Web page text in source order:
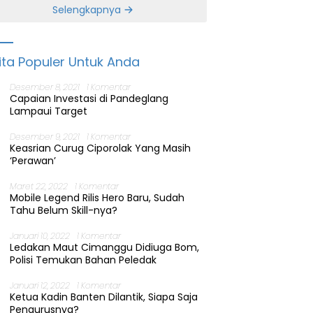
Selengkapnya
Populer Untuk Anda
Desember 8, 2021 1 Komentar
Capaian Investasi di Pandeglang
Lampaui Target
Desember 9, 2021 1 Komentar
Keasrian Curug Ciporolak Yang Masih
‘Perawan’
Maret 22, 2022 1 Komentar
Mobile Legend Rilis Hero Baru, Sudah
Tahu Belum Skill-nya?
Januari 10, 2022 1 Komentar
Ledakan Maut Cimanggu Didiuga Bom,
Polisi Temukan Bahan Peledak
Januari 12, 2022 1 Komentar
Ketua Kadin Banten Dilantik, Siapa Saja
Pengurusnya?